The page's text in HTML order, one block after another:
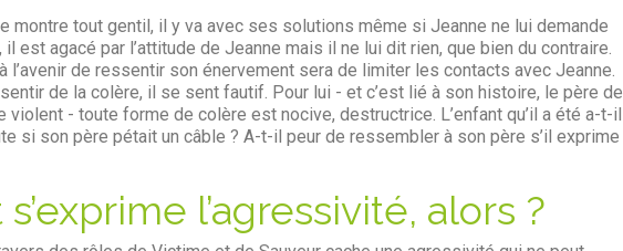
montre tout gentil, il y va avec ses solutions même si Jeanne ne lui demande
il est agacé par l’attitude de Jeanne mais il ne lui dit rien, que bien du contraire.
l’avenir de ressentir son énervement sera de limiter les contacts avec Jeanne.
de la colère, il se sent fautif. Pour lui - et c’est lié à son histoire, le père de
violent - toute forme de colère est nocive, destructrice. L’enfant qu’il a été a-t-il
si son père pétait un câble ? A-t-il peur de ressembler à son père s’il exprime
l’agressivité, alors ?